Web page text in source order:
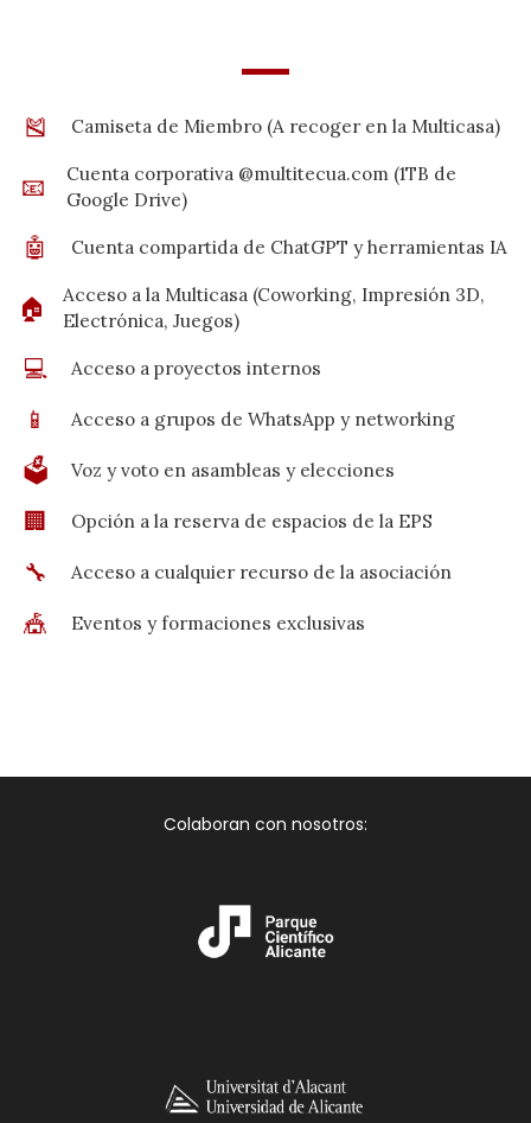
🎽 Camiseta de Miembro (A recoger en la Multicasa)
📧
Cuenta corporativa @multitecua.com (1TB de
Google Drive)
🤖 Cuenta compartida de ChatGPT y herramientas IA
🏠
Acceso a la Multicasa (Coworking, Impresión 3D,
Electrónica, Juegos)
💻 Acceso a proyectos internos
📱 Acceso a grupos de WhatsApp y networking
🗳️ Voz y voto en asambleas y elecciones
🏢 Opción a la reserva de espacios de la EPS
🔧 Acceso a cualquier recurso de la asociación
🎪 Eventos y formaciones exclusivas
Colaboran con nosotros: